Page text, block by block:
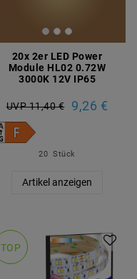
20x 2er LED Power
Module HL02 0.72W
3000K 12V IP65
UVP 11,40 € 9,26 €
20 Stück
Artikel anzeigen
TOP